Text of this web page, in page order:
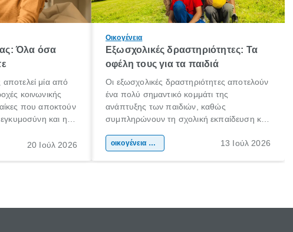
Όλα όσα
μία από
κοινωνικής
που αποκτούν
εγκυμοσύνη και η
ζωή κάθε20 Ιούλ 2026
Οικογένεια
Εξωσχολικές δραστηριότητες: Τα
οφέλη τους για τα παιδιά
Οι εξωσχολικές δραστηριότητες αποτελούν
ένα πολύ σημαντικό κομμάτι της
ανάπτυξης των παιδιών, καθώς
συμπληρώνουν τη σχολική εκπαίδευση και
της προσωπικότητας, της κοινωνικότητας
οικογένεια & παιδί 13 Ιούλ 2026